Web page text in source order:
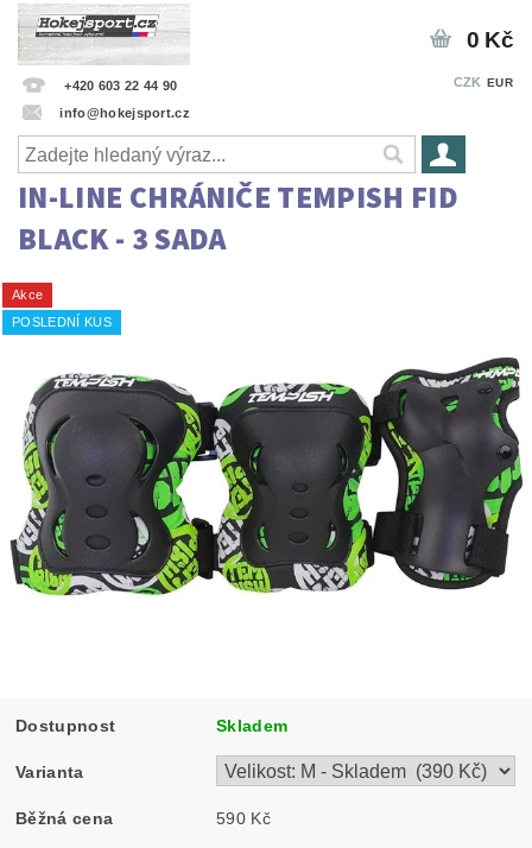
+420 603 22 44 90
info@hokejsport.cz
CZK EUR
0 Kč
IN-LINE CHRÁNIČE TEMPISH FID
BLACK - 3 SADA
Akce
POSLEDNÍ KUS
Dostupnost Skladem
Varianta
Běžná cena 590 Kč